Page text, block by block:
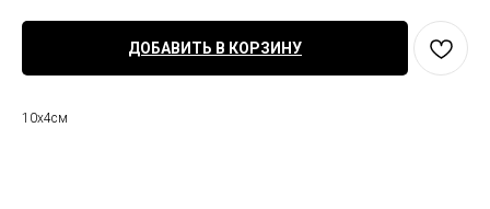
ДОБАВИТЬ В КОРЗИНУ
10х4см